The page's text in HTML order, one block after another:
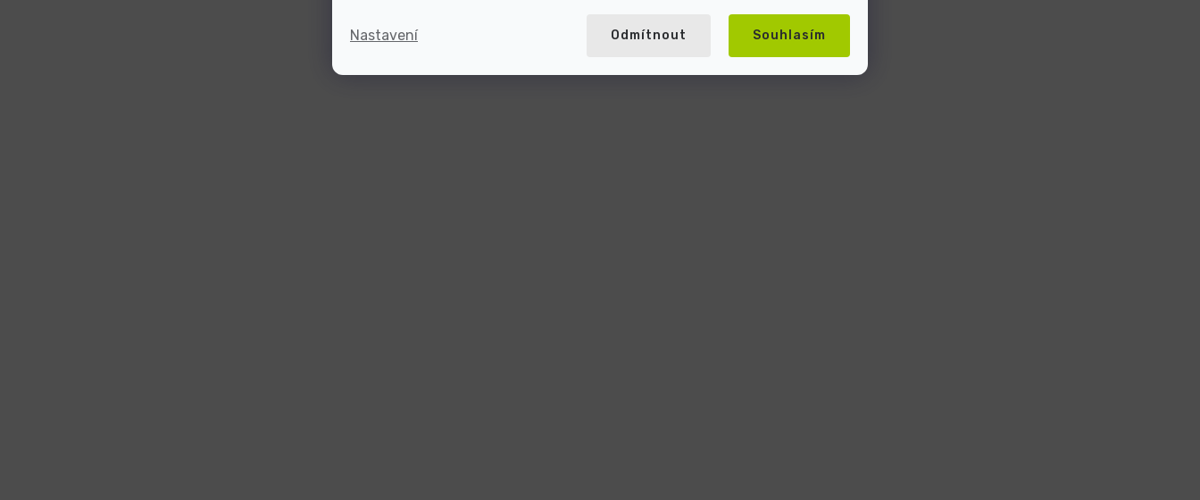
Nastavení Odmítnout Souhlasím